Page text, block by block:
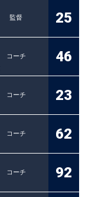
監督
25
コーチ
46
コーチ
23
コーチ
62
コーチ
92